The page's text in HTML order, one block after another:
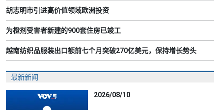
胡志明市引进高价值领域欧洲投资
为橙剂受害者新建的900套住房已竣工
越南纺织品服装出口额前七个月突破270亿美元，保持增长势头
最新新闻
2026/08/10